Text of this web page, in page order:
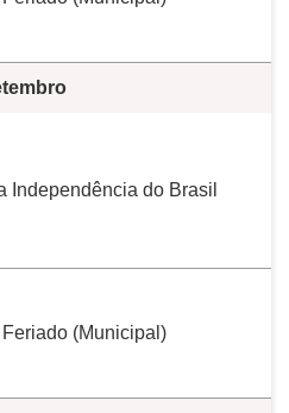
Independência do Brasil
Feriado (Municipal)